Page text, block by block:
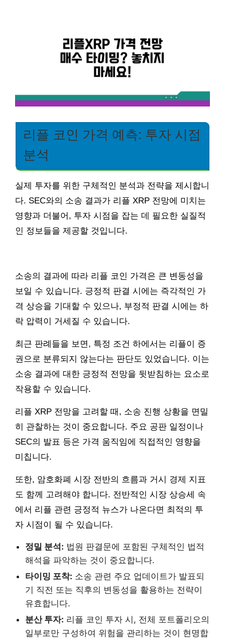
리플 코인 가격 예측: 투자 시점
분석
실제 투자를 위한 구체적인 분석과 전략을 제시합니
다. SEC와의 소송 결과가 리플 XRP 전망에 미치는
영향과 더불어, 투자 시점을 잡는 데 필요한 실질적
인 정보들을 제공할 것입니다.
소송의 결과에 따라 리플 코인 가격은 큰 변동성을
보일 수 있습니다. 긍정적 판결 시에는 즉각적인 가
격 상승을 기대할 수 있으나, 부정적 판결 시에는 하
락 압력이 거세질 수 있습니다.
최근 판례들을 보면, 특정 조건 하에서는 리플이 증
권으로 분류되지 않는다는 판단도 있었습니다. 이는
소송 결과에 대한 긍정적 전망을 뒷받침하는 요소로
작용할 수 있습니다.
리플 XRP 전망을 고려할 때, 소송 진행 상황을 면밀
히 관찰하는 것이 중요합니다. 주요 공판 일정이나
SEC의 발표 등은 가격 움직임에 직접적인 영향을
미칩니다.
또한, 암호화폐 시장 전반의 흐름과 거시 경제 지표
도 함께 고려해야 합니다. 전반적인 시장 상승세 속
에서 리플 관련 긍정적 뉴스가 나온다면 최적의 투
자 시점이 될 수 있습니다.
정밀 분석: 법원 판결문에 포함된 구체적인 법적
해석을 파악하는 것이 중요합니다.
타이밍 포착: 소송 관련 주요 업데이트가 발표되
기 직전 또는 직후의 변동성을 활용하는 전략이
유효합니다.
분산 투자: 리플 코인 투자 시, 전체 포트폴리오의
일부로만 구성하여 위험을 관리하는 것이 현명합